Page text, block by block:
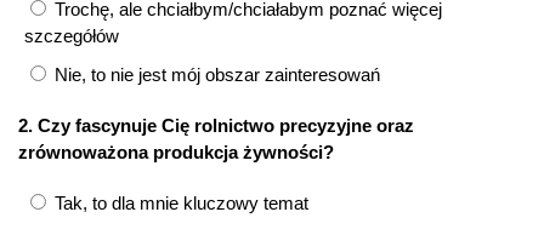
Trochę, ale chciałbym/chciałabym poznać więcej
szczegółów
Nie, to nie jest mój obszar zainteresowań
2. Czy fascynuje Cię rolnictwo precyzyjne oraz
zrównoważona produkcja żywności?
Tak, to dla mnie kluczowy temat